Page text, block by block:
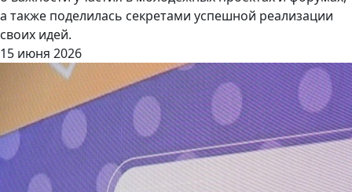
а также поделилась секретами успешной реализации
своих идей.
15 июня 2026